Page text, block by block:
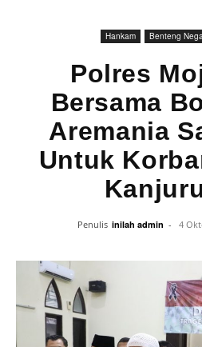
Hankam Benteng
Polres
Bersama
Aremania
Untuk
Penulis inilah admin - 4